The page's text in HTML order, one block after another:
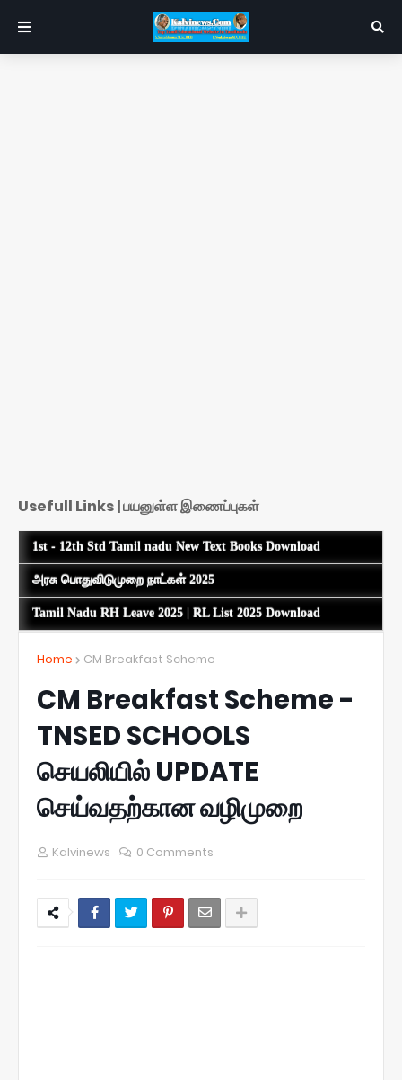
Usefull Links | பயனுள்ள இணைப்புகள்
1st - 12th Std Tamil nadu New Text Books Download
அரசு பொதுவிடுமுறை நாட்கள் 2025
Tamil Nadu RH Leave 2025 | RL List 2025 Download
Home CM Breakfast Scheme
CM Breakfast Scheme -
TNSED SCHOOLS
செயலியில் UPDATE
செய்வதற்கான வழிமுறை
Kalvinews 0 Comments